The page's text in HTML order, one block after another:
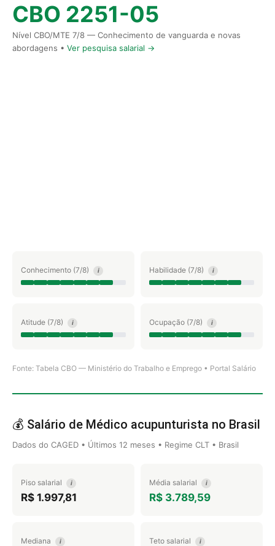
CBO 2251-05
Nível CBO/MTE 7/8 — Conhecimento de vanguarda e novas
abordagens • Ver pesquisa salarial →
Conhecimento (7/8) i Habilidade (7/8) i
Atitude (7/8) i Ocupação (7/8) i
Fonte: Tabela CBO — Ministério do Trabalho e Emprego • Portal Salário
💰 Salário de Médico acupunturista no Brasil
Dados do CAGED • Últimos 12 meses • Regime CLT • Brasil
Piso salarial i
R$ 1.997,81
Média salarial i
R$ 3.789,59
Mediana i Teto salarial i